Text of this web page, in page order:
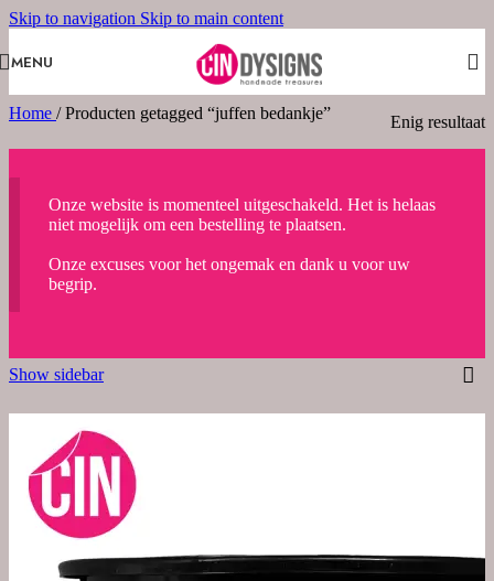
Skip to navigation Skip to main content
MENU
Home / Producten getagged “juffen bedankje” Enig resultaat
Onze website is momenteel uitgeschakeld. Het is helaas
niet mogelijk om een bestelling te plaatsen.
Onze excuses voor het ongemak en dank u voor uw
begrip.
Show sidebar